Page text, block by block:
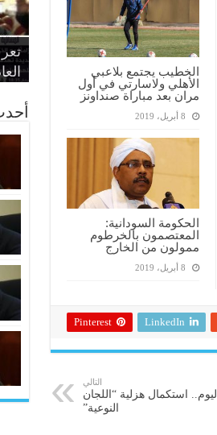
الخطيب يجتمع بلاعبي
الأهلي ولاسارتي في أول
مران بعد مباراة صنداونز
8 أبريل، 2019
الحكومة السودانية:
المعتصمون بالخرطوم
ممولون من الخارج
8 أبريل، 2019
LinkedIn
Pinterest
التالي
اليوم.. استكمال هزلية “اللجان
النوعية”